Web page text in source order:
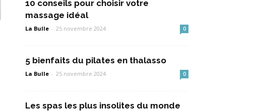
10 conseils pour choisir votre
massage idéal
La Bulle - 25 novembre 2024 0
5 bienfaits du pilates en thalasso
La Bulle - 25 novembre 2024 0
Les spas les plus insolites du monde